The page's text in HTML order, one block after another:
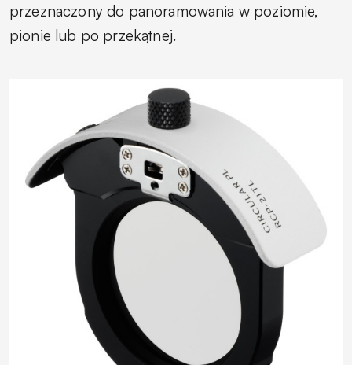
przeznaczony do panoramowania w poziomie,
pionie lub po przekątnej.